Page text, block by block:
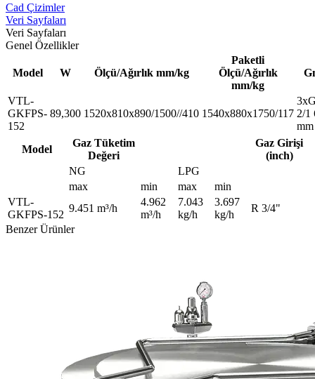
Cad Çizimler
Veri Sayfaları
Veri Sayfaları
Genel Özellikler
Model W Ölçü/Ağırlık mm/kg
Paketli
Ölçü/Ağırlık
mm/kg
VTL-
GKFPS-
152
89,300 1520x810x890/1500//410 1540x880x1750/117 2/1
mm
Model
Gaz Tüketim
Değeri
Gaz Girişi
(inch)
NG
LPG
max
min max
min
VTL-
GKFPS-152
9.451 m³/h
4.962
m³/h
7.043
kg/h
3.697
kg/h
R 3/4"
Benzer Ürünler